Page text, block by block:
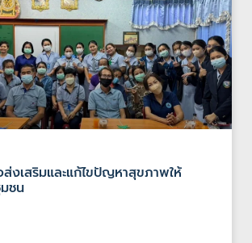
ส่งเสริมและแก้ไขปัญหาสุขภาพให้
มชน